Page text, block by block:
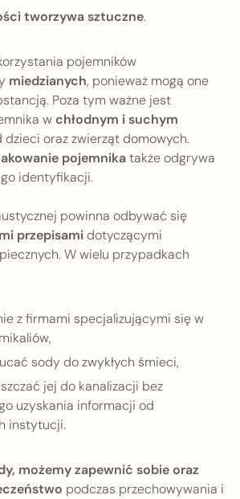
tworzywa sztuczne.
pojemników
miedzianych, ponieważ mogą one
Poza tym ważne jest
wchłodnym i suchym
dzieci oraz zwierząt domowych.
pojemnikatakże odgrywa
identyfikacji.
powinna odbywać się
przepisamidotyczącymi
W wielu przypadkach
z firmami specjalizującymi się w
sody do zwykłych śmieci,
jej do kanalizacji bez
uzyskania informacji od
instytucji.
możemy zapewnić sobie oraz
podczas przechowywania i